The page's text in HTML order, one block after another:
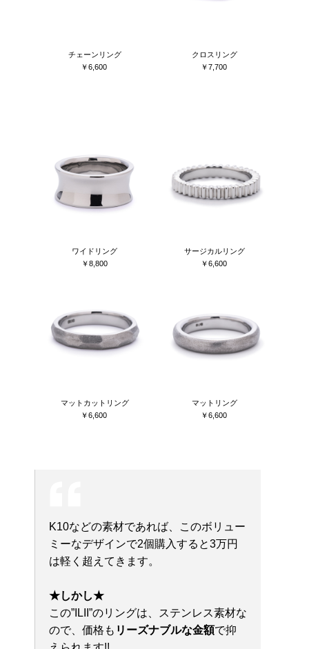
チェーンリング
￥6,600
クロスリング
￥7,700
ワイドリング
￥8,800
サージカルリング
￥6,600
マットカットリング
￥6,600
マットリング
￥6,600
K10などの素材であれば、このボリュー
ミーなデザインで2個購入すると3万円
は軽く超えてきます。
★しかし★
この”ILII”のリングは、ステンレス素材な
ので、価格も リーズナブルな金額で抑